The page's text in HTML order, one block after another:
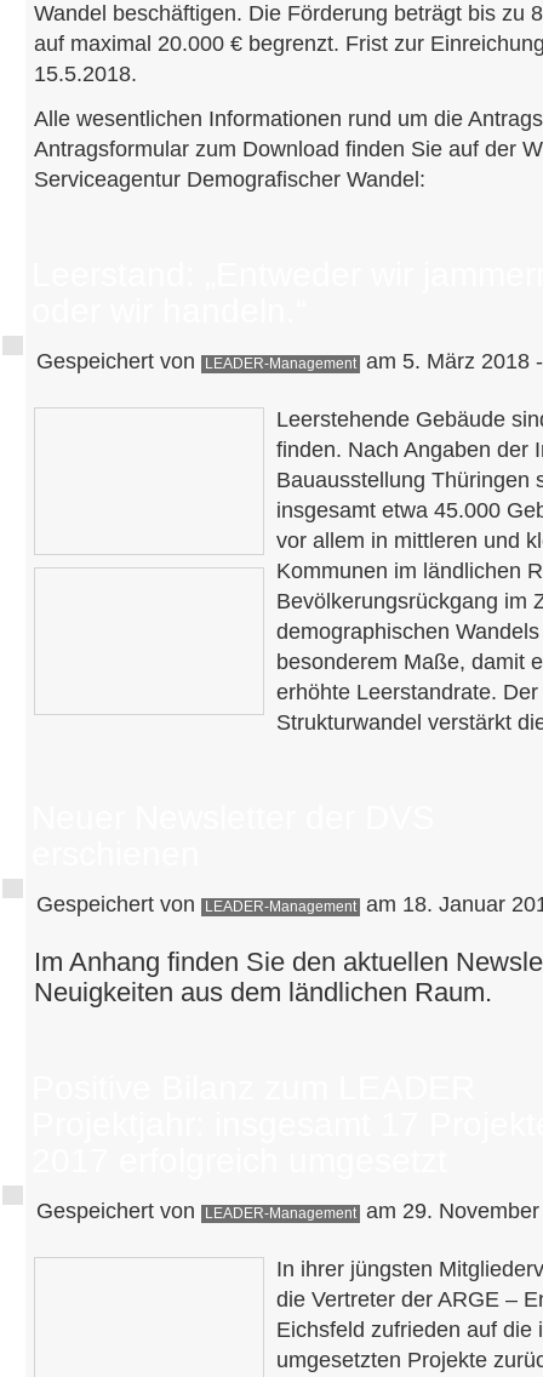
Wandel beschäftigen. Die Förderung beträgt bis zu
auf maximal 20.000 € begrenzt. Frist zur
15.5.2018.
Alle wesentlichen Informationen rund um die
Antragsformular zum Download finden Sie auf der
Serviceagentur Demografischer Wandel:
Gespeichert von LEADER-Management am 5. März 2018
Leerstehende Gebäude
finden. Nach Angaben der
Bauausstellung Thüringen
insgesamt etwa 45.000
vor allem in mittleren und
Kommunen im ländlichen
Bevölkerungsrückgang im
demographischen
besonderem Maße, damit
erhöhte Leerstandrate.
Strukturwandel verstärkt
Gespeichert von LEADER-Management am 18. Januar
Im Anhang finden Sie den aktuellen
Neuigkeiten aus dem ländlichen Raum.
Gespeichert von LEADER-Management am 29.
In ihrer jüngsten
die Vertreter der ARGE –
Eichsfeld zufrieden auf die
umgesetzten Projekte